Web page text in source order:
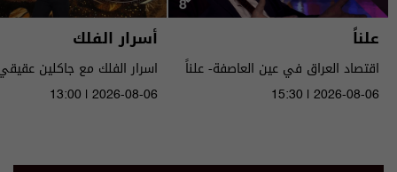
علناً
اقتصاد العراق في عين العاصفة- علناً
م٥ - الحلقة ٨ | الموسم ٥
15:30 | 2026-08-06
أسرار الفلك
الى ١٤ آب ٢٠٢٦ | 2026
13:00 | 2026-08-06